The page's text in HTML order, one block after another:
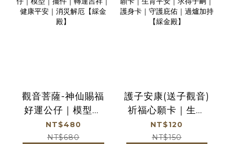
觀音菩薩-神仙賜福
好運公仔｜模型｜
擺件｜轉運吉祥｜
健康平安｜消災解
NT$480
NT$680
護子安康(送子觀音)
祈福心願卡｜生育
平安｜求得子嗣｜
護身卡｜守護庇佑
NT$120
NT$150